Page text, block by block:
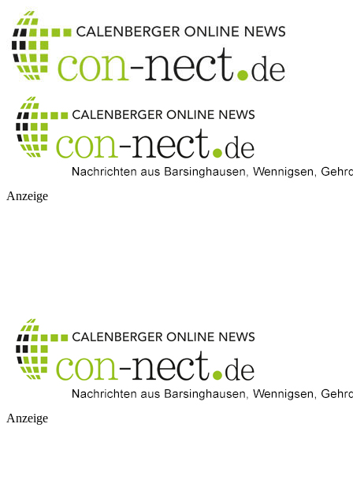
Anzeige
Anzeige